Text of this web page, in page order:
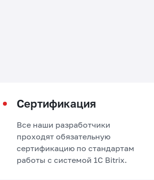
Сертификация
Все наши разработчики
проходят обязательную
сертификацию по стандартам
работы с системой 1C Bitrix.